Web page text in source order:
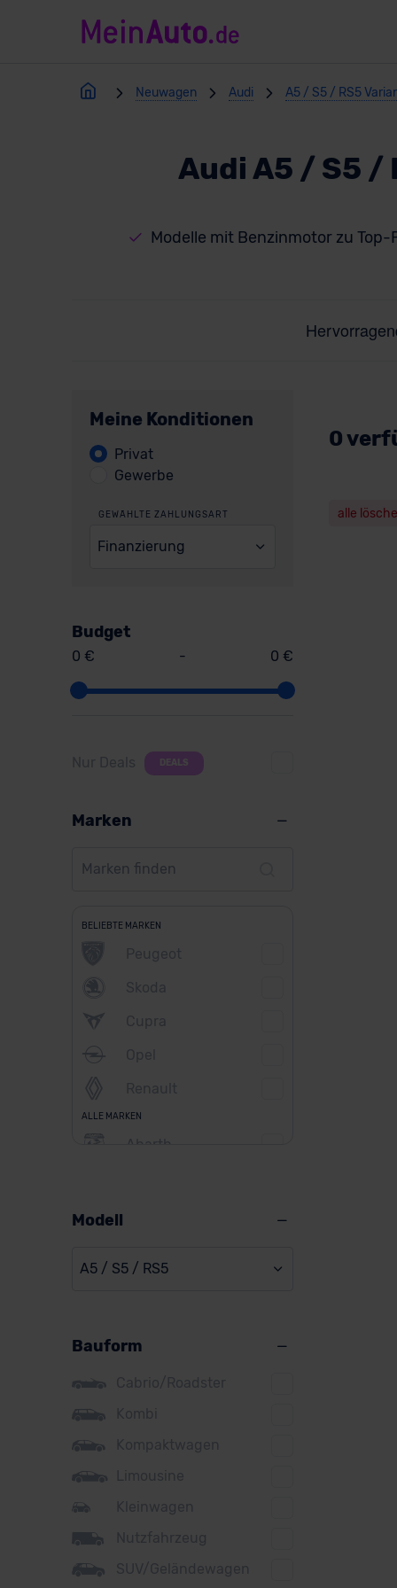
Neuwagen Audi A5 / S5 / RS5
Audi A5 / S5 /
Modelle mit Benzinmotor zu Top-
Meine Konditionen
Privat
Gewerbe
GEWÄHLTE ZAHLUNGSART
Finanzierung
Budget
0 € - 0 €
Nur Deals DEALS
Marken
BELIEBTE MARKEN
Peugeot
Skoda
Cupra
Opel
Renault
ALLE MARKEN
Abarth
BMW
Citroen
Cupra
DS
Dacia
Fiat
Ford
Honda
Modell
A5 / S5 / RS5
Bauform
Cabrio/Roadster
Kombi
Kompaktwagen
Limousine
Kleinwagen
Nutzfahrzeug
SUV/Geländewagen
0
alle